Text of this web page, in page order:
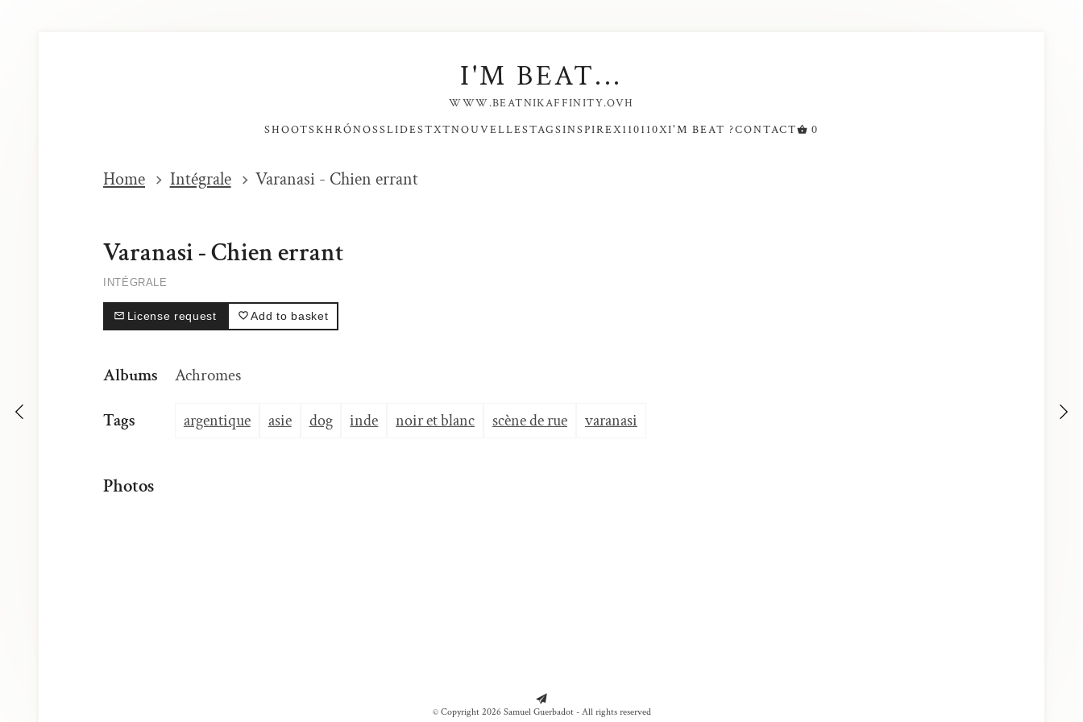
I'M BEAT...
WWW.BEATNIKAFFINITY.OVH
SHOOTSKHRÓNOSSLIDESTXTNOUVELLESTAGSINSPIREX110110XI'M BEAT ?CONTACT 0
Home Intégrale Varanasi - Chien errant
Varanasi - Chien errant
INTÉGRALE
License request Add to basket
Albums Achromes
Tags argentique asie dog inde noir et blanc scène de rue varanasi
Photos
© Copyright 2026 Samuel Guerbadot - All rights reserved